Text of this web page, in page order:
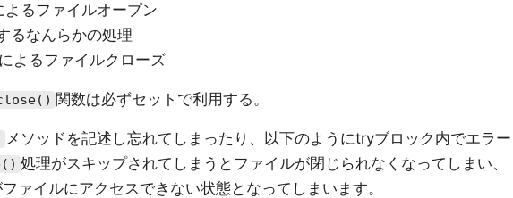
よるファイルオープン
るなんらかの処理
よるファイルクローズ
関数は必ずセットで利用する。
メソッドを記述し忘れてしまったり、以下のようにtryブロック内でエラー
処理がスキップされてしまうとファイルが閉じられなくなってしまい、
ァイルにアクセスできない状態となってしまいます。